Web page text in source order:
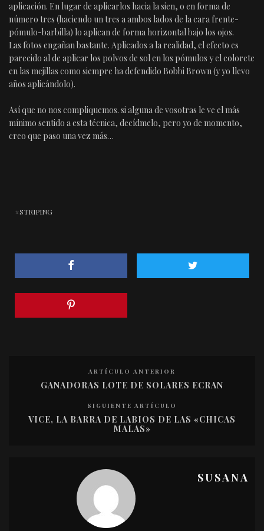
aplicación. En lugar de aplicarlos hacia la sien, o en forma de
número tres (haciendo un tres a ambos lados de la cara frente-
pómulo-barbilla) lo aplican de forma horizontal bajo los ojos.
Las fotos engañan bastante. Aplicados a la realidad, el efecto es
parecido al de aplicar los polvos de sol en los pómulos y el colorete
en las mejillas como siempre ha defendido Bobbi Brown (y yo llevo
años aplicándolo).
Así que no nos compliquemos. si alguna de vosotras le ve el más
mínimo sentido a esta técnica, decídmelo, pero yo de momento,
creo que paso una vez más…
STRIPING
ARTÍCULO ANTERIOR
GANADORAS LOTE DE SOLARES ECRAN
SIGUIENTE ARTÍCULO
VICE, LA BARRA DE LABIOS DE LAS «CHICAS
MALAS»
SUSANA